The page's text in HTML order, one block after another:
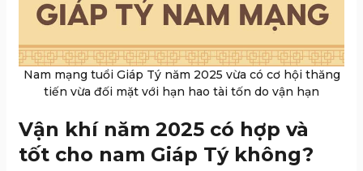
Nam mạng tuổi Giáp Tý năm 2025 vừa có cơ hội thăng
tiến vừa đối mặt với hạn hao tài tốn do vận hạn
Vận khí năm 2025 có hợp và
tốt cho nam Giáp Tý không?